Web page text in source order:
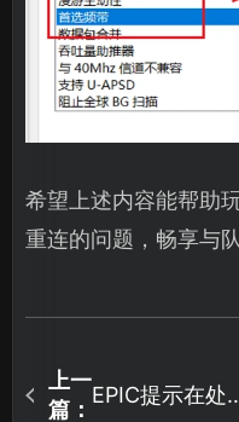
希望上述内容能帮助
重连的问题，畅享与
上一
篇：
EPIC提示在处